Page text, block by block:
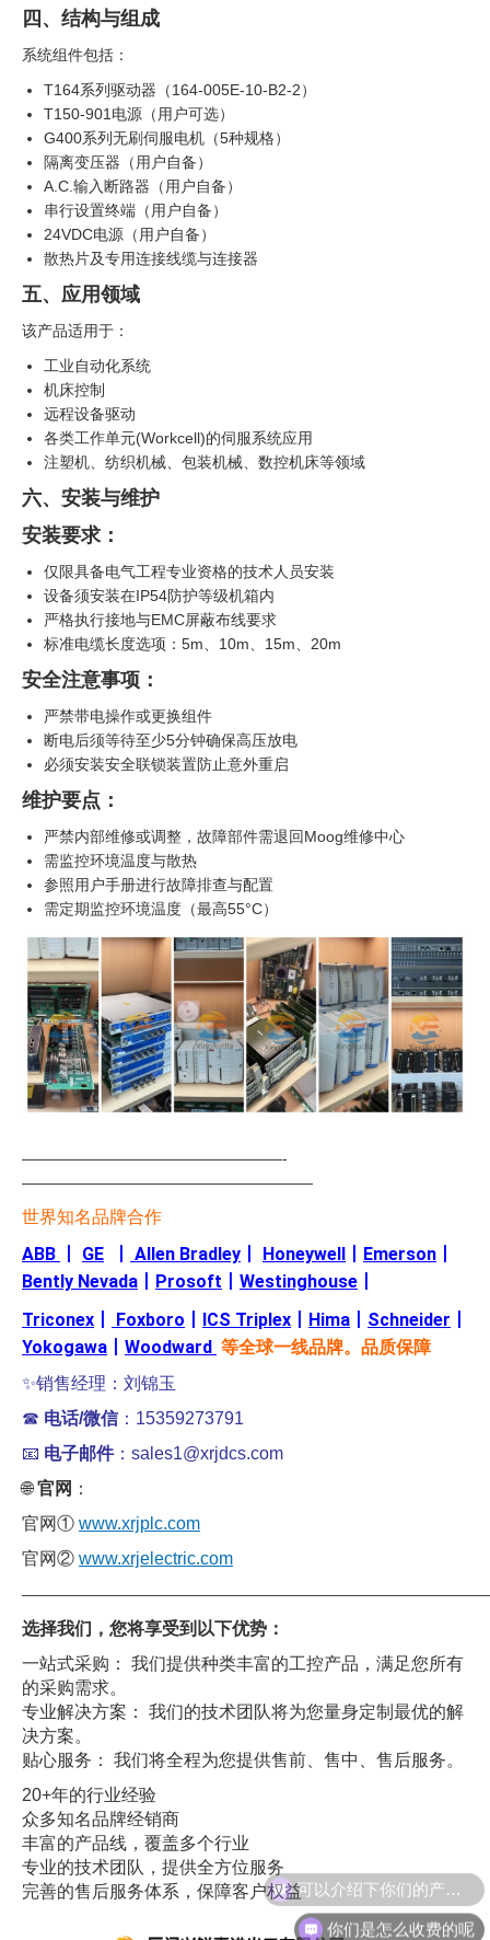
四、结构与组成
系统组件包括：
T164系列驱动器（164-005E-10-B2-2）
T150-901电源（用户可选）
G400系列无刷伺服电机（5种规格）
隔离变压器（用户自备）
A.C.输入断路器（用户自备）
串行设置终端（用户自备）
24VDC电源（用户自备）
散热片及专用连接线缆与连接器
五、应用领域
该产品适用于：
工业自动化系统
机床控制
远程设备驱动
各类工作单元(Workcell)的伺服系统应用
注塑机、纺织机械、包装机械、数控机床等领域
六、安装与维护
安装要求：
仅限具备电气工程专业资格的技术人员安装
设备须安装在IP54防护等级机箱内
严格执行接地与EMC屏蔽布线要求
标准电缆长度选项：5m、10m、15m、20m
安全注意事项：
严禁带电操作或更换组件
断电后须等待至少5分钟确保高压放电
必须安装安全联锁装置防止意外重启
维护要点：
严禁内部维修或调整，故障部件需退回Moog维修中心
需监控环境温度与散热
参照用户手册进行故障排查与配置
需定期监控环境温度（最高55°C）
—————————————————-
———————————————————
世界知名品牌合作
ABB GE Allen Bradley Honeywell Emerson
Bently Nevada
Prosoft Westinghouse
Triconex
Foxboro ICS Triplex Hima Schneider
Yokogawa
Woodward 等全球一线品牌。品质保障
✨销售经理：刘锦玉
☎ 电话/微信：15359273791
📧 电子邮件：sales1@xrjdcs.com
🌐官网 ：
官网① www.xrjplc.com
官网② www.xrjelectric.com
选择我们，您将享受到以下优势：
一站式采购： 我们提供种类丰富的工控产品，满足您所有
的采购需求。
专业解决方案： 我们的技术团队将为您量身定制最优的解
决方案。
贴心服务： 我们将全程为您提供售前、售中、售后服务。
20+年的行业经验
众多知名品牌经销商
丰富的产品线，覆盖多个行业
专业的技术团队，提供全方位服务
完善的售后服务体系，保障客户权益
可以介绍下你们的产品么
你们是怎么收费的呢